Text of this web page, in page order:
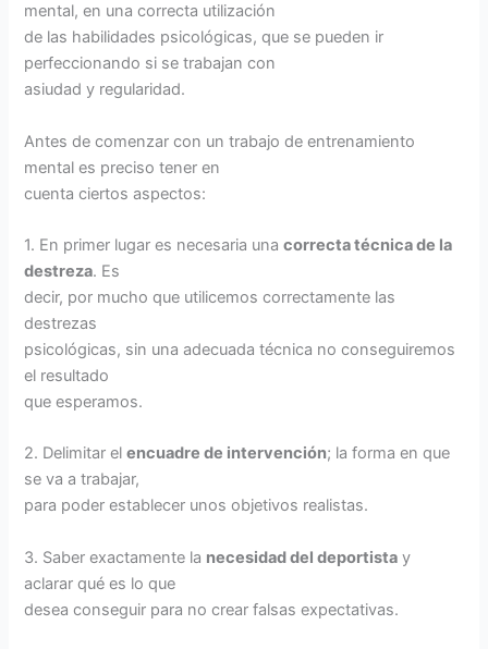
mental, en una correcta utilización
de las habilidades psicológicas, que se pueden ir
perfeccionando si se trabajan con
asiudad y regularidad.
Antes de comenzar con un trabajo de entrenamiento
mental es preciso tener en
cuenta ciertos aspectos:
1. En primer lugar es necesaria unacorrecta técnica de la
destreza. Es
decir, por mucho que utilicemos correctamente las
destrezas
psicológicas, sin una adecuada técnica no conseguiremos
el resultado
que esperamos.
2. Delimitar elencuadre de intervención; la forma en que
se va a trabajar,
para poder establecer unos objetivos realistas.
3. Saber exactamente la necesidad del deportista y
aclarar qué es lo que
desea conseguir para no crear falsas expectativas.